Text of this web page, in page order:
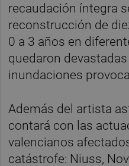
recaudación íntegra
reconstrucción de
0 a 3 años en
quedaron
inundaciones
Además del artista
contará con las
valencianos
catástrofe: Niuss,